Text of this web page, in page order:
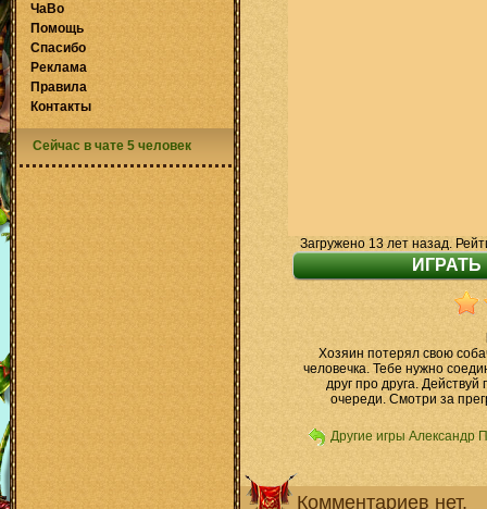
Загружено 13 лет назад.
Хозяин потерял свою
человечка. Тебе нужно
друг про друга.
очереди. Смотри за
Другие игры Александр
Комментариев нет.
ЧаВо
Помощь
Спасибо
Реклама
Правила
Контакты
Сейчас в чате 5 человек